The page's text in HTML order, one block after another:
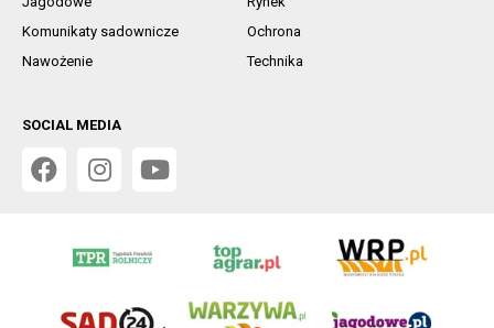
Komunikaty sadownicze
Ochrona
Nawożenie
Technika
SOCIAL MEDIA